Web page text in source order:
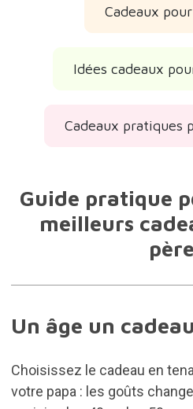
Cadeaux
Idées cadeaux
Cadeaux pratiques
Guide pratique
meilleurs
Un âge un cadeau
Choisissez le cadeau en
votre papa : les goûts